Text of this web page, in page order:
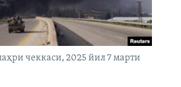
чеккаси, 2025 йил 7 марти